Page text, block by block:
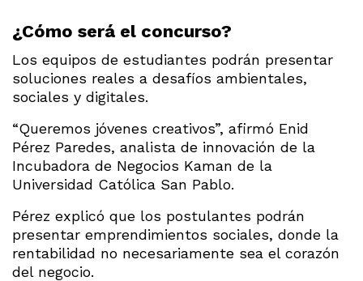
¿Cómo será el concurso?
Los equipos de estudiantes podrán presentar
soluciones reales a desafíos ambientales,
sociales y digitales.
“Queremos jóvenes creativos”, afirmó Enid
Pérez Paredes, analista de innovación de la
Incubadora de Negocios Kaman de la
Universidad Católica San Pablo.
Pérez explicó que los postulantes podrán
presentar emprendimientos sociales, donde la
rentabilidad no necesariamente sea el corazón
del negocio.